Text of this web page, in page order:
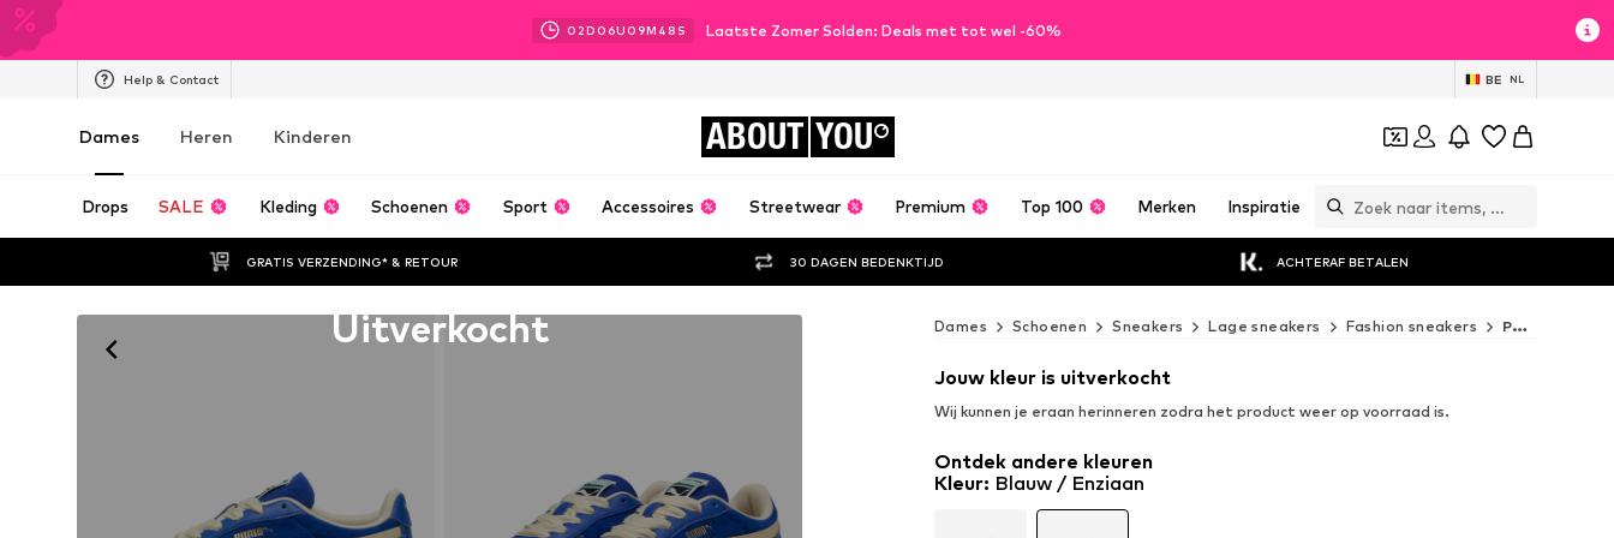
02D 06U 09M 47 S Laatste Zomer Solden: Deals met tot wel -60%
Help & Contact BE NL
Dames Heren Kinderen ABOUT YOU
Drops SALE Kleding Schoenen Sport Accessoires Streetwear Premium Top 100 Merken Inspiratie
GRATIS VERZENDING* & RETOUR 30 DAGEN BEDENKTIJD ACHTERAF BETALEN
Uitverkocht Dames Schoenen Sneakers Lage sneakers Fashion sneakers PUMA Fashion sneakers
Jouw kleur is uitverkocht
Wij kunnen je eraan herinneren zodra het product weer op voorraad is.
Ontdek andere kleuren
Kleur: Blauw / Enziaan